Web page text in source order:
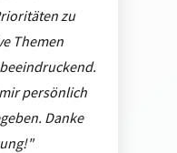
zu
Themen
persönlich
Danke